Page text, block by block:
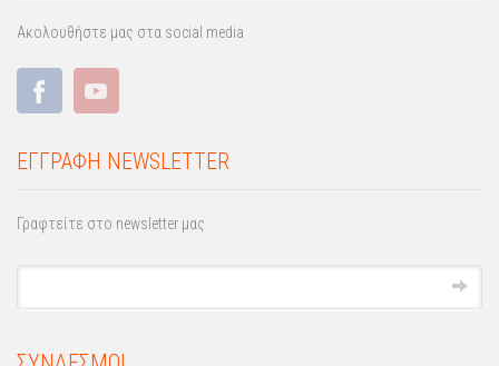
Ακολουθήστε μας στα social media
ΕΓΓΡΑΦΗ NEWSLETTER
Γραφτείτε στο newsletter μας